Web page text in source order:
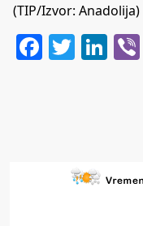
(TIP/Izvor: Anadolija)